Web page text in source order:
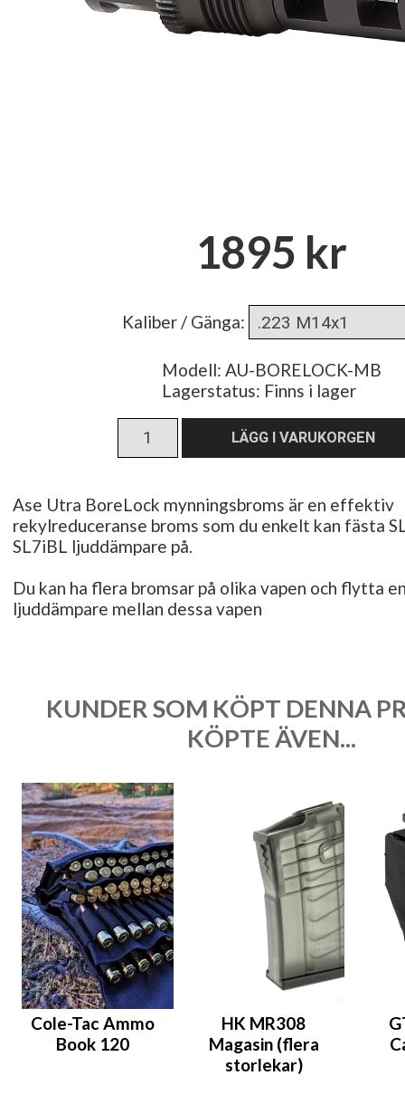
1895 kr
Kaliber / Gänga:
Modell: AU-BORELOCK-MB
Lagerstatus: Finns i lager
Ase Utra BoreLock mynningsbroms är en effektiv
rekylreduceranse broms som du enkelt kan fästa
SL7iBL ljuddämpare på.
Du kan ha flera bromsar på olika vapen och flytta
ljuddämpare mellan dessa vapen
KUNDER SOM KÖPT DENNA
KÖPTE ÄVEN...
Cole-Tac Ammo
Book 120
HK MR308
Magasin (flera
storlekar)